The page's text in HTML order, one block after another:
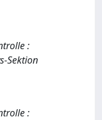
:
Sektion
: